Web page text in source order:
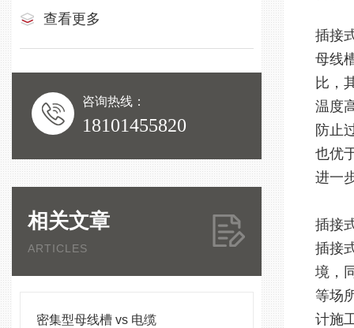
查看更多
咨询热线：
18101455820
相关文章
ARTICLES
密集型母线槽 vs 电缆
插接
母线
比，
温度
防止
也优
进一
插接
插接
境，
等场
计施